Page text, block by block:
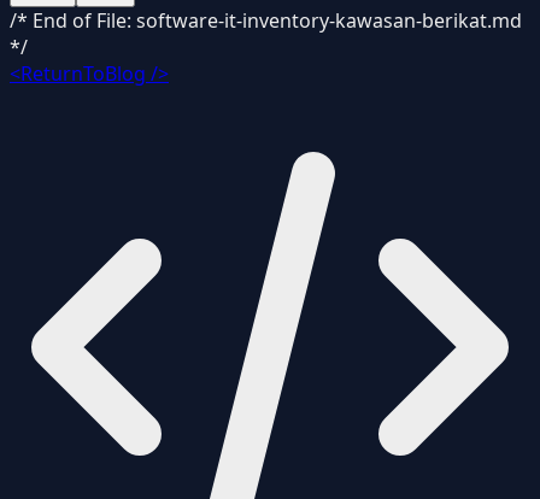
/* End of File: software-it-inventory-kawasan-berikat.md
*/
<ReturnToBlog />